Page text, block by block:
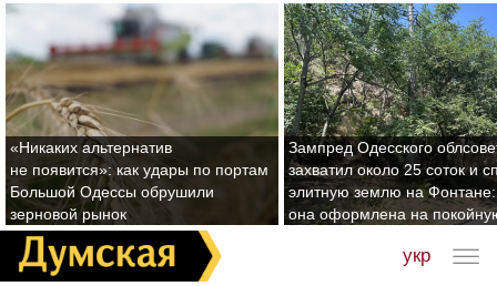
«Никаких альтернатив
не появится»: как удары по портам
Большой Одессы обрушили
зерновой рынок
Зампред Одесского
захватил около 25 соток и
элитную землю на Фонтане:
она оформлена на
укр